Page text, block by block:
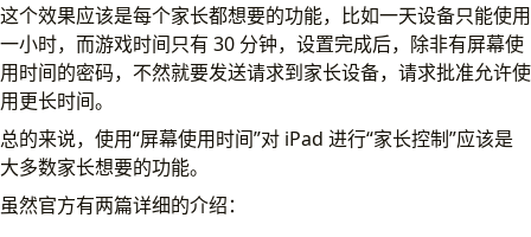
这个效果应该是每个家长都想要的功能，比如一天设备只能使用
一小时，而游戏时间只有 30 分钟，设置完成后，除非有屏幕使
用时间的密码，不然就要发送请求到家长设备，请求批准允许使
用更长时间。
总的来说，使用“屏幕使用时间”对 iPad 进行“家长控制”应该是
大多数家长想要的功能。
虽然官方有两篇详细的介绍：